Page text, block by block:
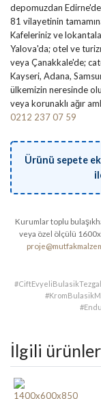
depomuzdan
81 vilayetinin
Kafeleriniz ve
Yalova'da; otel ve
veya Çanakkale'de;
Kayseri, Adana,
ülkemizin neresinde
veya korunaklı ağır
0212 237 07 59
Ürünü sepete
Kurumlar toplu
veya özel ölçülü
İlgili ürünler